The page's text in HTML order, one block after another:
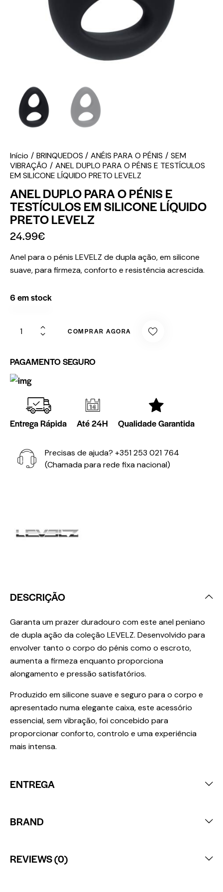
Início BRINQUEDOS ANÉIS PARA O PÉNIS
SEM
VIBRAÇÃO
ANEL DUPLO PARA O PÉNIS E TESTÍCULOS
EM SILICONE LÍQUIDO PRETO LEVELZ
ANEL DUPLO PARA O PÉNIS E
TESTÍCULOS EM SILICONE LÍQUIDO
PRETO LEVELZ
24.99€
Anel para o pénis LEVELZ de dupla ação, em silicone
suave, para firmeza, conforto e resistência acrescida.
6 em stock
COMPRAR AGORA
PAGAMENTO SEGURO
Entrega Rápida Até 24H Qualidade Garantida
Precisas de ajuda? +351 253 021 764
(Chamada para rede fixa nacional)
DESCRIÇÃO
Garanta um prazer duradouro com este anel peniano
de dupla ação da coleção LEVELZ. Desenvolvido para
envolver tanto o corpo do pénis como o escroto,
aumenta a firmeza enquanto proporciona
alongamento e pressão satisfatórios.
Produzido em silicone suave e seguro para o corpo e
apresentado numa elegante caixa, este acessório
essencial, sem vibração, foi concebido para
proporcionar conforto, controlo e uma experiência
mais intensa.
ENTREGA
BRAND
REVIEWS (0)